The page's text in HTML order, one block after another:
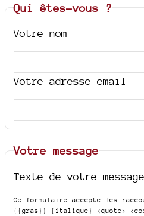
Qui êtes-vous ?
Votre nom
Votre adresse email
Votre message
Texte de votre
Ce formulaire accepte les
{{gras}} {italique} <quote>